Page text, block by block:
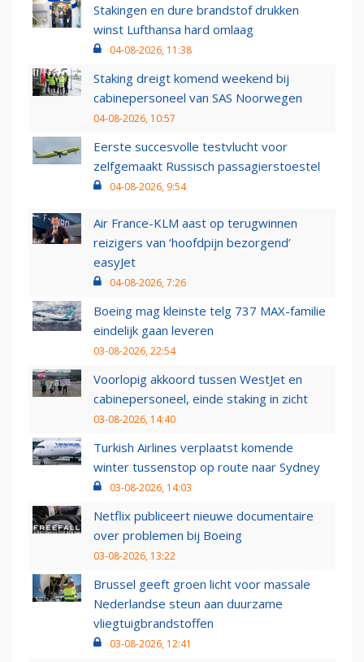
Stakingen en dure brandstof drukken
winst Lufthansa hard omlaag
04-08-2026, 11:38
Staking dreigt komend weekend bij
cabinepersoneel van SAS Noorwegen
04-08-2026, 10:57
Eerste succesvolle testvlucht voor
zelfgemaakt Russisch passagierstoestel
04-08-2026, 9:54
Air France-KLM aast op terugwinnen
reizigers van ‘hoofdpijn bezorgend’
easyJet
04-08-2026, 7:26
Boeing mag kleinste telg 737 MAX-familie
eindelijk gaan leveren
03-08-2026, 22:54
Voorlopig akkoord tussen WestJet en
cabinepersoneel, einde staking in zicht
03-08-2026, 14:40
Turkish Airlines verplaatst komende
winter tussenstop op route naar Sydney
03-08-2026, 14:03
Netflix publiceert nieuwe documentaire
over problemen bij Boeing
03-08-2026, 13:22
Brussel geeft groen licht voor massale
Nederlandse steun aan duurzame
vliegtuigbrandstoffen
03-08-2026, 12:41